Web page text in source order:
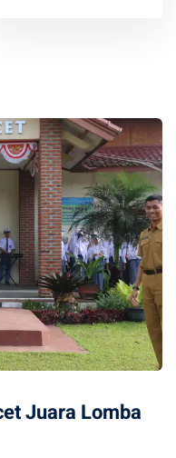
Juara Lomba